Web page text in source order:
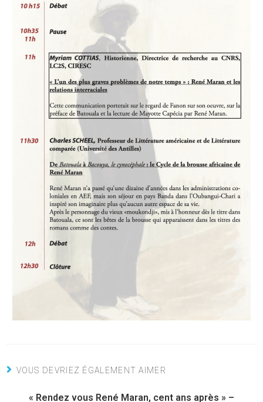
VOUS DEVRIEZ ÉGALEMENT AIMER
« Rendez vous René Maran, cent ans après » –